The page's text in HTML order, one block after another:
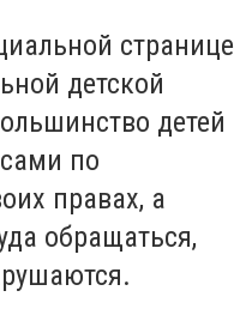
странице
детской
детей
по
правах, а
обращаться,